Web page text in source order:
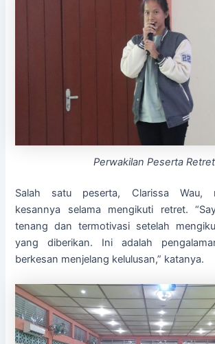
Perwakilan Peserta Retret
Salah satu peserta, Clarissa Wau,
kesannya selama mengikuti retret.
tenang dan termotivasi setelah
yang diberikan. Ini adalah
berkesan menjelang kelulusan,” katanya.